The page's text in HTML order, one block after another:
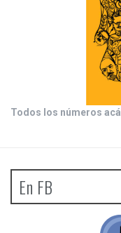
Todos los números acá
En FB